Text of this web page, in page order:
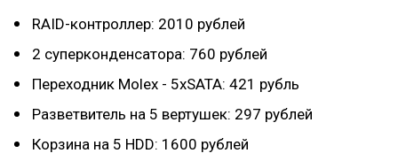
RAID-контроллер: 2010 рублей
2 суперконденсатора: 760 рублей
Переходник Molex - 5xSATA: 421 рубль
Разветвитель на 5 вертушек: 297 рублей
Корзина на 5 HDD: 1600 рублей